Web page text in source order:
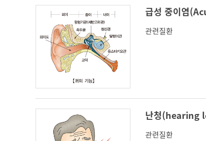
급성 중이염
관련질환
난청(hearing
관련질환